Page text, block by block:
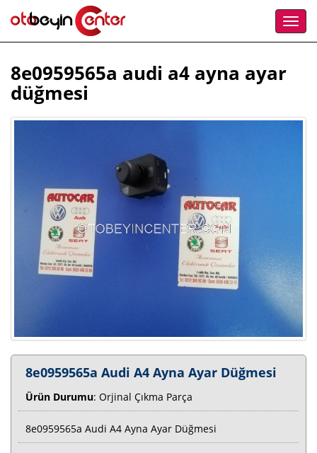
8e0959565a audi a4 ayna ayar
düğmesi
8e0959565a Audi A4 Ayna Ayar Düğmesi
Ürün Durumu: Orjinal Çıkma Parça
8e0959565a Audi A4 Ayna Ayar Düğmesi